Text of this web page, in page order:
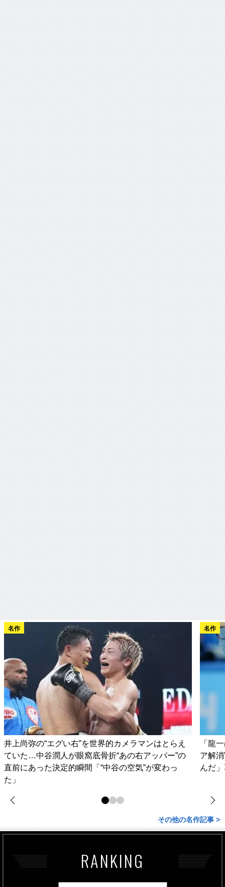
名作
井上尚弥の“エグい右”を世界的カメラマンはとらえ
ていた…中谷潤人が眼窩底骨折“あの右アッパー”の
直前にあった決定的瞬間「“中谷の空気”が変わっ
た」
名作
「龍
ア解
んだ
その他の名作記事 >
RANKING